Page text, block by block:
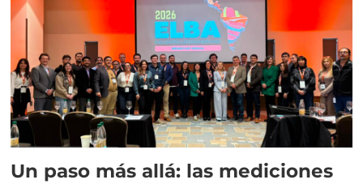
Un paso más allá: las mediciones